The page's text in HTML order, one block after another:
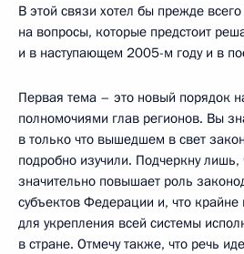
В этой связи хотел бы прежде
на вопросы, которые предстоит
и в наступающем 2005-м году и в
Первая тема – это новый порядок
полномочиями глав регионов. Вы
в только что вышедшем в свет
подробно изучили. Подчеркну
значительно повышает роль
субъектов Федерации и, что крайне
для укрепления всей системы
в стране. Отмечу также, что речь